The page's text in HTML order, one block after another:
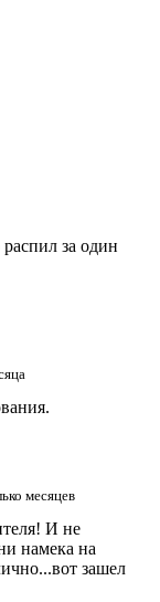
за один
месяцев
И не
намека на
зашел